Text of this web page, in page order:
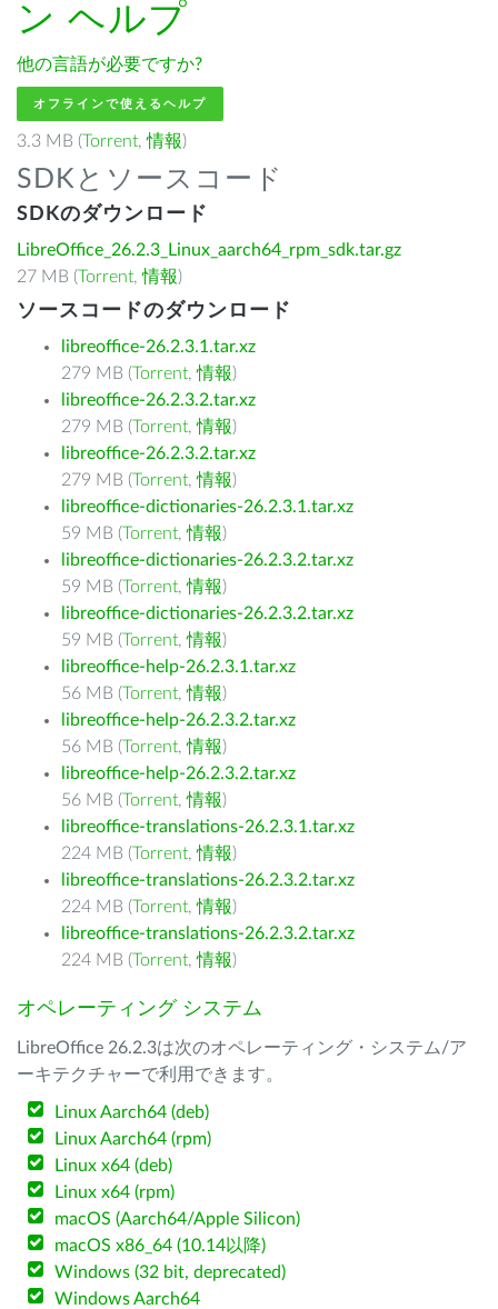
ン ヘルプ
他の言語が必要ですか?
オフラインで使えるヘルプ
3.3 MB (Torrent,情報)
SDKとソースコード
SDKのダウンロード
LibreOffice_26.2.3_Linux_aarch64_rpm_sdk.tar.gz
27 MB (Torrent,情報)
ソースコードのダウンロード
libreoffice-26.2.3.1.tar.xz
279 MB (Torrent,情報)
libreoffice-26.2.3.2.tar.xz
279 MB (Torrent,情報)
libreoffice-26.2.3.2.tar.xz
279 MB (Torrent,情報)
libreoffice-dictionaries-26.2.3.1.tar.xz
59 MB (Torrent,情報)
libreoffice-dictionaries-26.2.3.2.tar.xz
59 MB (Torrent,情報)
libreoffice-dictionaries-26.2.3.2.tar.xz
59 MB (Torrent,情報)
libreoffice-help-26.2.3.1.tar.xz
56 MB (Torrent,情報)
libreoffice-help-26.2.3.2.tar.xz
56 MB (Torrent,情報)
libreoffice-help-26.2.3.2.tar.xz
56 MB (Torrent,情報)
libreoffice-translations-26.2.3.1.tar.xz
224 MB (Torrent,情報)
libreoffice-translations-26.2.3.2.tar.xz
224 MB (Torrent,情報)
libreoffice-translations-26.2.3.2.tar.xz
224 MB (Torrent,情報)
オペレーティング システム
LibreOffice 26.2.3は次のオペレーティング・システム/ア
ーキテクチャーで利用できます。
Linux Aarch64 (deb)
Linux Aarch64 (rpm)
Linux x64 (deb)
Linux x64 (rpm)
macOS (Aarch64/Apple Silicon)
macOS x86_64 (10.14以降)
Windows (32 bit, deprecated)
Windows Aarch64